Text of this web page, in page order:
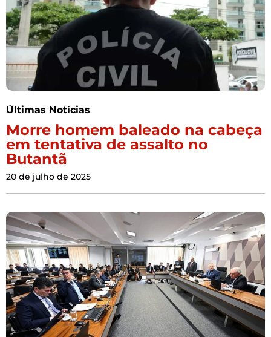
Últimas Notícias
Morre homem baleado na cabeça
em tentativa de assalto no
Butantã
20 de julho de 2025